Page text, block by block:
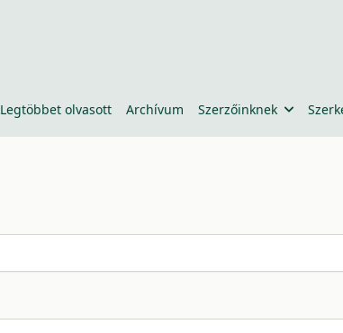
Legtöbbet olvasott Archívum Szerzőinknek